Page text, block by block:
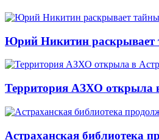
Юрий Никитин раскрывает
Территория АЗХО открыла
Астраханская библиотека